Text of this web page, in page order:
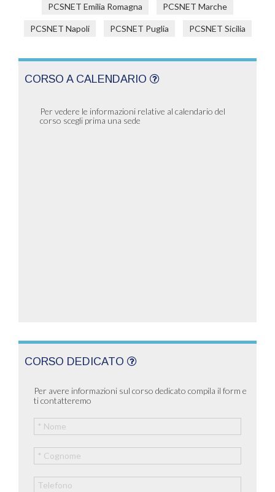
PCSNET Emilia Romagna PCSNET Marche
PCSNET Napoli PCSNET Puglia PCSNET Sicilia
CORSO A CALENDARIO
Per vedere le informazioni relative al calendario del
corso scegli prima una sede
CORSO DEDICATO
Per avere informazioni sul corso dedicato compila il form e
ti contatteremo